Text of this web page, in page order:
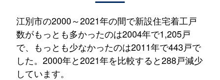
江別市の2000～2021年の間で新設住宅着工戸
数がもっとも多かったのは2004年で1,205戸
で、もっとも少なかったのは2011年で443戸で
した。2000年と2021年を比較すると288戸減少
しています。